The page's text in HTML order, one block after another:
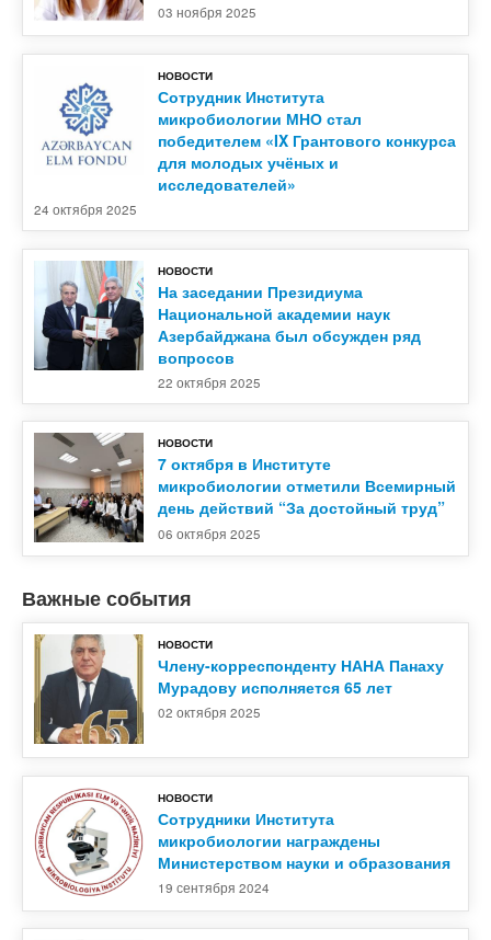
03 ноября 2025
НОВОСТИ
Сотрудник Института
микробиологии МНО стал
победителем «IX Грантового конкурса
для молодых учёных и
исследователей»
24 октября 2025
НОВОСТИ
На заседании Президиума
Национальной академии наук
Азербайджана был обсужден ряд
вопросов
22 октября 2025
НОВОСТИ
7 октября в Институте
микробиологии отметили Всемирный
день действий “За достойный труд”
06 октября 2025
Важные события
НОВОСТИ
Члену-корреспонденту НАНА Панаху
Мурадову исполняется 65 лет
02 октября 2025
НОВОСТИ
Сотрудники Института
микробиологии награждены
Министерством науки и образования
19 сентября 2024